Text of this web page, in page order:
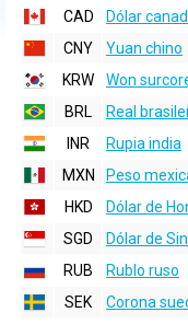
CAD
Dólar
CNY
Yuan chino
KRW
Won
BRL
Real
INR
Rupia india
MXN
Peso
HKD
Dólar de
SGD
Dólar de
RUB
Rublo ruso
SEK
Corona